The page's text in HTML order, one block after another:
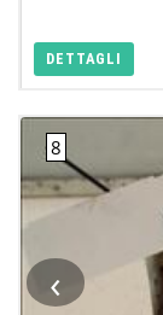
DETTAGLI
‹